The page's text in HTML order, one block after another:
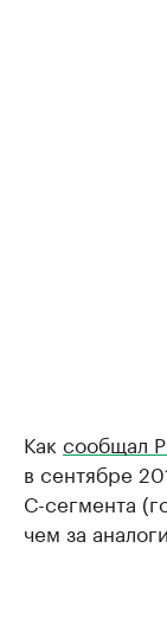
Как сообщал
в сентябре
С-сегмента
чем за